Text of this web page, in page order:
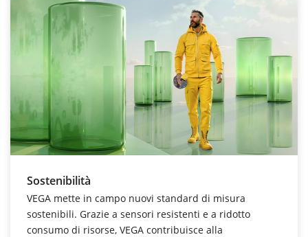
Sostenibilità
VEGA mette in campo nuovi standard di misura
sostenibili. Grazie a sensori resistenti e a ridotto
consumo di risorse, VEGA contribuisce alla